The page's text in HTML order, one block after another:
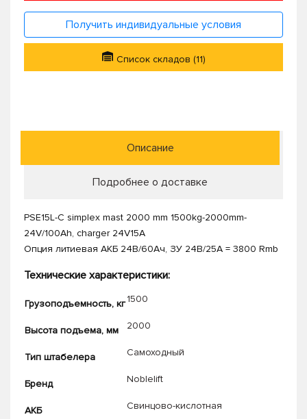
Получить индивидуальные условия
Список складов (11)
Описание
Подробнее о доставке
PSE15L-C simplex mast 2000 mm 1500kg-2000mm-
24V/100Ah, charger 24V15A
Опция литиевая АКБ 24В/60Ач, ЗУ 24В/25А = 3800 Rmb
Технические характеристики:
Грузоподъемность, кг1500
Высота подъема, мм 2000
Тип штабелера Самоходный
Бренд Noblelift
АКБ Свинцово-кислотная